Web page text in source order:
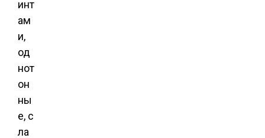
инт
ам
и,
од
нот
он
ны
е, с
ла